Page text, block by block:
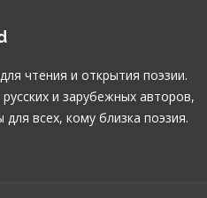
чтения и открытия поэзии.
и зарубежных авторов,
всех, кому близка поэзия.